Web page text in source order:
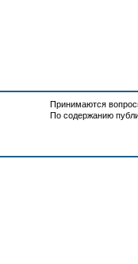
Принимаются
По содержанию